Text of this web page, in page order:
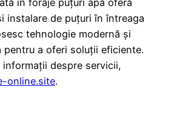
instalare de puțuri în întreaga
tehnologie modernă și
pentru a oferi soluții eficiente.
informații despre servicii,
online.site.